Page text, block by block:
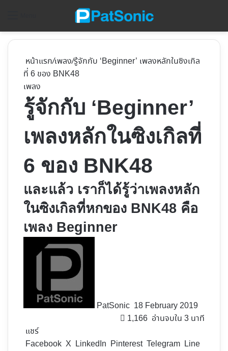
หน้าแรก/เพลง/รู้จักกับ ‘Beginner’ เพลงหลักในซิงเกิล
ที่ 6 ของ BNK48
เพลง
รู้จักกับ ‘Beginner’
เพลงหลักในซิงเกิลที่
6 ของ BNK48
และแล้ว เราก็ได้รู้ว่าเพลงหลัก
ในซิงเกิลที่หกของ BNK48 คือ
เพลง Beginner
PatSonic 18 February 2019
1,166 อ่านจบใน 3 นาที
แชร์
Facebook X LinkedIn Pinterest Telegram Line